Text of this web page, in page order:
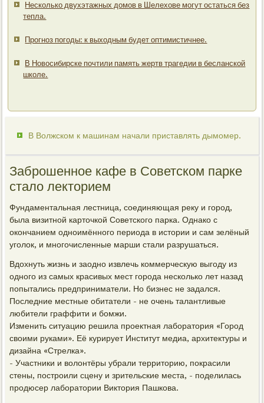
Несколько двухэтажных домов в Шелехове могут остаться без
тепла.
Прогноз погоды: к выходным будет оптимистичнее.
В Новосибирске почтили память жертв трагедии в бесланской
школе.
В Волжском к машинам начали приставлять дымомер.
Заброшенное кафе в Советском парке
стало лекторием
Фундаментальная лестница, соединяющая реку и город,
была визитной карточкой Советского парка. Однако с
окончанием одноимённого периода в истории и сам зелёный
уголок, и многочисленные марши стали разрушаться.
Вдохнуть жизнь и заодно извлечь коммерческую выгоду из
одного из самых красивых мест города несколько лет назад
попытались предприниматели. Но бизнес не задался.
Последние местные обитатели - не очень талантливые
любители граффити и бомжи.
Изменить ситуацию решила проектная лаборатория «Город
своими руками». Её курирует Институт медиа, архитектуры и
дизайна «Стрелка».
- Участники и волонтёры убрали территорию, покрасили
стены, построили сцену и зрительские места, - поделилась
продюсер лаборатории Виктория Пашкова.